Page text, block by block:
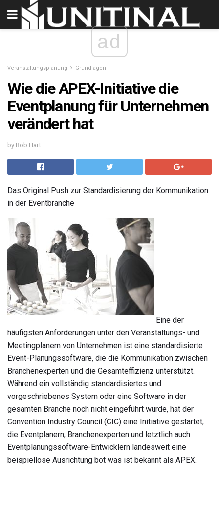
ad
Veranstaltungsplanung Grundlagen
Wie die APEX-Initiative die
Eventplanung für Unternehmen
verändert hat
by Rob Hart
Das Original Push zur Standardisierung der Kommunikation
in der Eventbranche
Eine der
häufigsten Anforderungen unter den Veranstaltungs- und
Meetingplanern von Unternehmen ist eine standardisierte
Event-Planungssoftware, die die Kommunikation zwischen
Branchenexperten und die Gesamteffizienz unterstützt.
Während ein vollständig standardisiertes und
vorgeschriebenes System oder eine Software in der
gesamten Branche noch nicht eingeführt wurde, hat der
Convention Industry Council (CIC) eine Initiative gestartet,
die Eventplanern, Branchenexperten und letztlich auch
Eventplanungssoftware-Entwicklern landesweit eine
beispiellose Ausrichtung bot was ist bekannt als APEX.